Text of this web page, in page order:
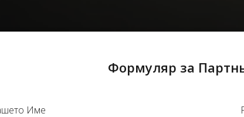
Формуляр за
Име